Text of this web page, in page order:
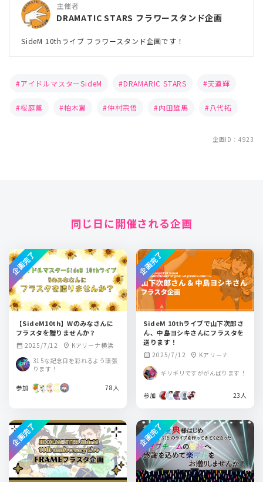
主催者
DRAMATIC STARS フラワースタンド企画
SideM 10thライブ フラワースタンド企画です！
アイドルマスターSideM DRAMARIC STARS 天道輝
桜庭薫 柏木翼 仲村宗悟 内田雄馬 八代拓
企画ID：4923
同じ日に開催される企画
【SideM10th】Wのみなさんに
フラスタを贈りませんか？
calendar_month 2025/7/12 location_on Kアリーナ横浜
315な記念日を彩れるよう頑張
ります！
参加 78人
企画完了
SideM 10thライブで山下次郎さ
ん、中島ヨシキさんにフラスタを
送ります！
calendar_month 2025/7/12 location_on Kアリーナ
ギリギリですががんばります！
参加 23人
企画完了
企画完了 企画完了